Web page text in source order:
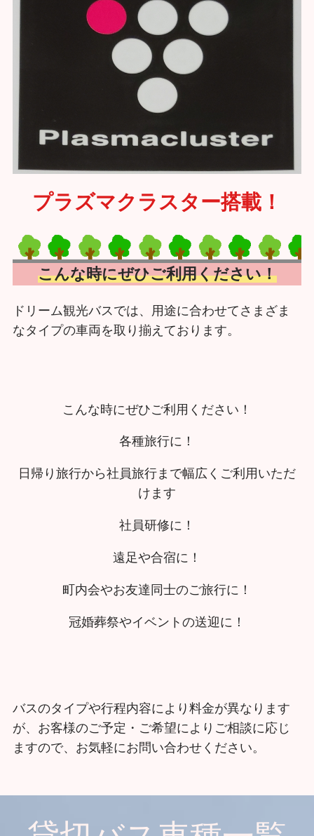
プラズマクラスター搭載！
こんな時にぜひご利用ください！
ドリーム観光バスでは、用途に合わせてさまざま
なタイプの車両を取り揃えております。​
​こんな時にぜひご利用ください！
各種旅行に！
日帰り旅行から社員旅行まで幅広くご利用いただ
けます
​社員研修に！
遠足や合宿に！
町内会やお友達同士のご旅行に！
冠婚葬祭やイベントの送迎に！
​バスのタイプや行程内容により料金が異なります
が、お客様のご予定・ご希望によりご相談に応じ
ますので、お気軽にお問い合わせください。​​